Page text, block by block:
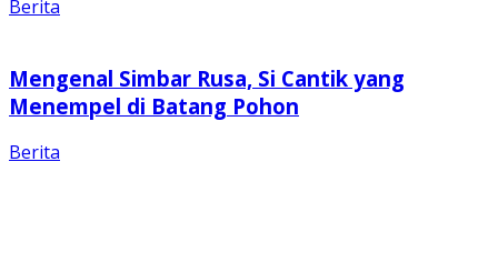
Berita
Mengenal Simbar Rusa, Si Cantik yang
Menempel di Batang Pohon
Berita